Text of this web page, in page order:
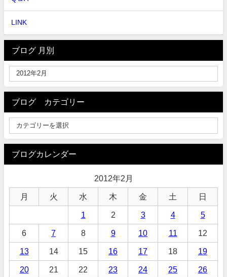
LINK
ブログ 月別
ブログ カテゴリー
ブログカレンダー
2012年2月
月 火 水 木 金 土 日
1 2 3 4 5
6 7 8 9 10 11 12
13 14 15 16 17 18 19
20 21 22 23 24 25 26